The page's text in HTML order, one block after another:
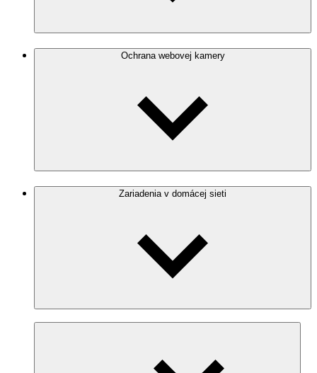
Ochrana webovej kamery
Zariadenia v domácej sieti